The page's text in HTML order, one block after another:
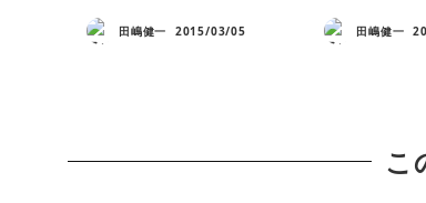
田嶋健一 2015/03/05 田嶋健一
こ